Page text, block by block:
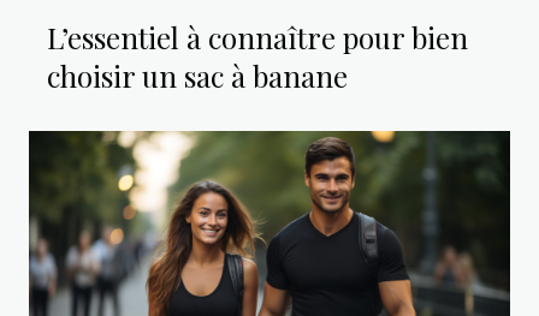
L’essentiel à connaître pour bien
choisir un sac à banane